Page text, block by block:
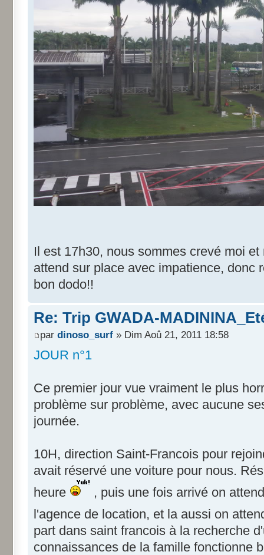
Il est 17h30, nous sommes crevé moi
attend sur place avec impatience, donc
bon dodo!!
Re: Trip GWADA-
par dinoso_surf » Dim Aoû 21, 2011 18:58
JOUR n°1
Ce premier jour vue vraiment le plus
problème sur problème, avec aucune
journée.
10H, direction Saint-Francois pour
avait réservé une voiture pour nous.
heure
, puis une fois arrivé on
l'agence de location, et la aussi on
part dans saint francois à la recherche
connaissances de la famille fonctionne